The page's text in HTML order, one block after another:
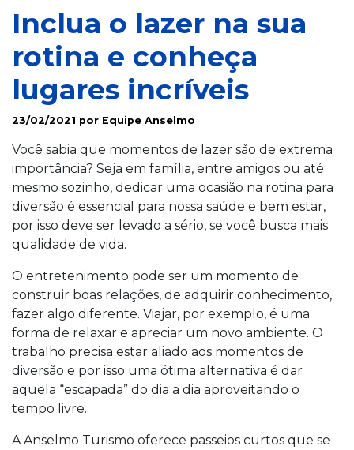
Inclua o lazer na sua
rotina e conheça
lugares incríveis
23/02/2021 por Equipe Anselmo
Você sabia que momentos de lazer são de extrema
importância? Seja em família, entre amigos ou até
mesmo sozinho, dedicar uma ocasião na rotina para
diversão é essencial para nossa saúde e bem estar,
por isso deve ser levado a sério, se você busca mais
qualidade de vida.
O entretenimento pode ser um momento de
construir boas relações, de adquirir conhecimento,
fazer algo diferente. Viajar, por exemplo, é uma
forma de relaxar e apreciar um novo ambiente. O
trabalho precisa estar aliado aos momentos de
diversão e por isso uma ótima alternativa é dar
aquela “escapada” do dia a dia aproveitando o
tempo livre.
A Anselmo Turismo oferece passeios curtos que se